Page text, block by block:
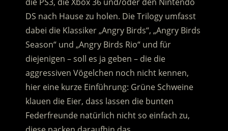
DS nach Hause zu holen. Die Trilogy umfasst
dabei die Klassiker „Angry Birds“, „Angry Birds
Season“ und „Angry Birds Rio“ und für
diejenigen – soll es ja geben – die die
aggressiven Vögelchen noch nicht kennen,
hier eine kurze Einführung: Grüne Schweine
klauen die Eier, dass lassen die bunten
Federfreunde natürlich nicht so einfach zu,